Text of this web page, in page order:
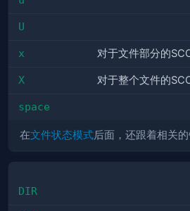
U
x 对于文件部分的
X 对于整个文件的
space
在文件状态模式后面，还跟着相关
DIR